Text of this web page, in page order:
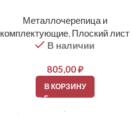
Металлочерепица и
комплектующие, Плоский лист
В наличии
805,00₽
В КОРЗИНУ